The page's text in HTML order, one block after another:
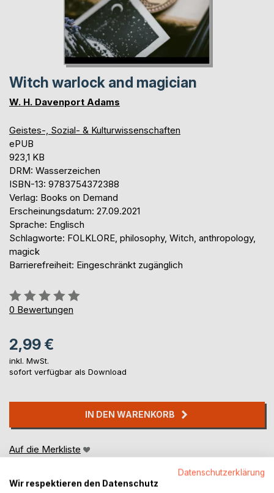
Witch warlock and magician
W. H. Davenport Adams
Geistes-, Sozial- & Kulturwissenschaften
ePUB
923,1 KB
DRM: Wasserzeichen
ISBN-13: 9783754372388
Verlag: Books on Demand
Erscheinungsdatum: 27.09.2021
Sprache: Englisch
Schlagworte: FOLKLORE, philosophy, Witch, anthropology,
magick
Barrierefreiheit: Eingeschränkt zugänglich
Bewertung::
0%
0 Bewertungen
2,99 €
inkl. MwSt.
sofort verfügbar als Download
IN DEN WARENKORB
Auf die Merkliste
Datenschutzerklärung
Wir respektieren den Datenschutz